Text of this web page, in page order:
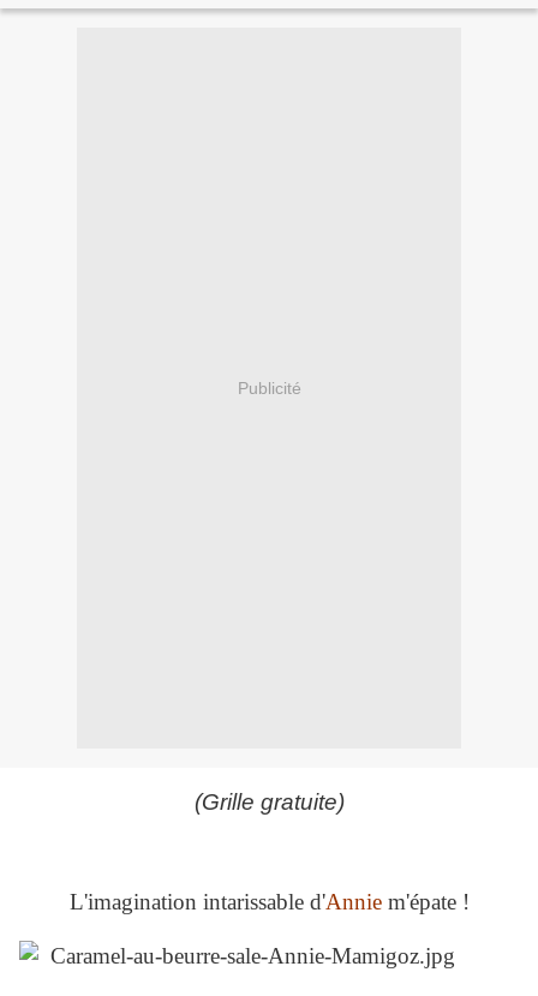
Publicité
(Grille gratuite)
L'imagination intarissable d'Anniem'épate !